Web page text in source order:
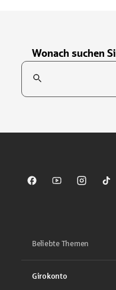
Wonach suchen
Suchfeld
Sparkasse auf Facebook
Sparkasse auf
Beliebte Themen
Girokonto